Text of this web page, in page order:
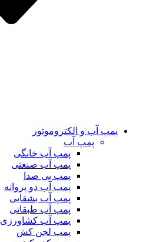
پمپ آب و الکتروموتور
پمپ آب
پمپ آب خانگی
پمپ آب صنعتی
پمپ بی صدا
پمپ آب دو پروانه
پمپ آب بشقابی
پمپ آب طبقاتی
پمپ آب کشاورزی
پمپ لجن کش